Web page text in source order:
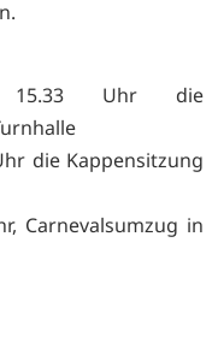
15.33 Uhr die
die Kappensitzung
Carnevalsumzug in